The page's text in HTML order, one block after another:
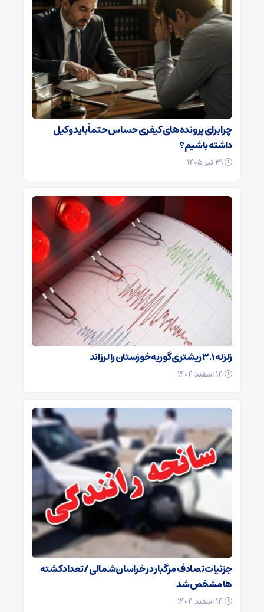
چرا برای پرونده‌های کیفری حساس حتماً باید وکیل
داشته باشیم؟
زلزله ۳.۱ ریشتری گوریه خوزستان را لرزاند
جزئیات تصادف مرگبار در خراسان‌شمالی/ تعداد کشته
ها مشخص شد